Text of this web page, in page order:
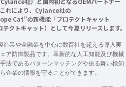
れにより、Cylance社の
Cat”の新機能「プロテクトキャット
トキャット）として今夏リリースします。
造業や金融業を中心に数百社を超える導入実
ア防御製品です。革新的な人工知能及び機械
法であるパターンマッチングや振る舞い検知
企業の情報を守ることができます。